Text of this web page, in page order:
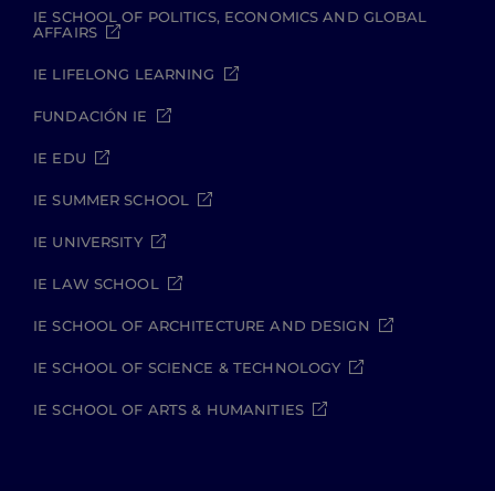
IE SCHOOL OF POLITICS, ECONOMICS AND GLOBAL
AFFAIRS
IE LIFELONG LEARNING
FUNDACIÓN IE
IE EDU
IE SUMMER SCHOOL
IE UNIVERSITY
IE LAW SCHOOL
IE SCHOOL OF ARCHITECTURE AND DESIGN
IE SCHOOL OF SCIENCE & TECHNOLOGY
IE SCHOOL OF ARTS & HUMANITIES